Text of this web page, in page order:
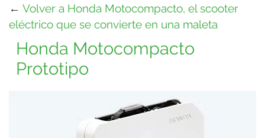
← Volver a Honda Motocompacto, el scooter
eléctrico que se convierte en una maleta
Honda Motocompacto
Prototipo